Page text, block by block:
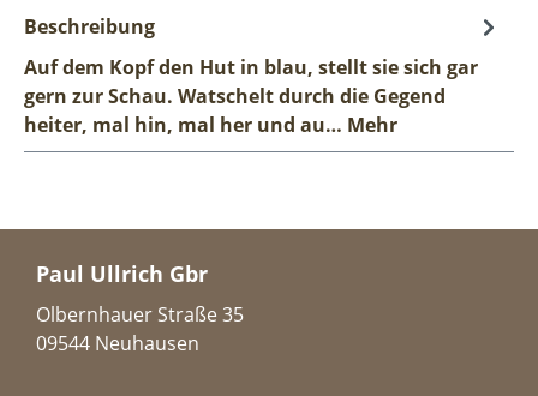
Beschreibung
Auf dem Kopf den Hut in blau, stellt sie sich gar
gern zur Schau. Watschelt durch die Gegend
heiter, mal hin, mal her und au… Mehr
Paul Ullrich Gbr
Olbernhauer Straße 35
09544 Neuhausen